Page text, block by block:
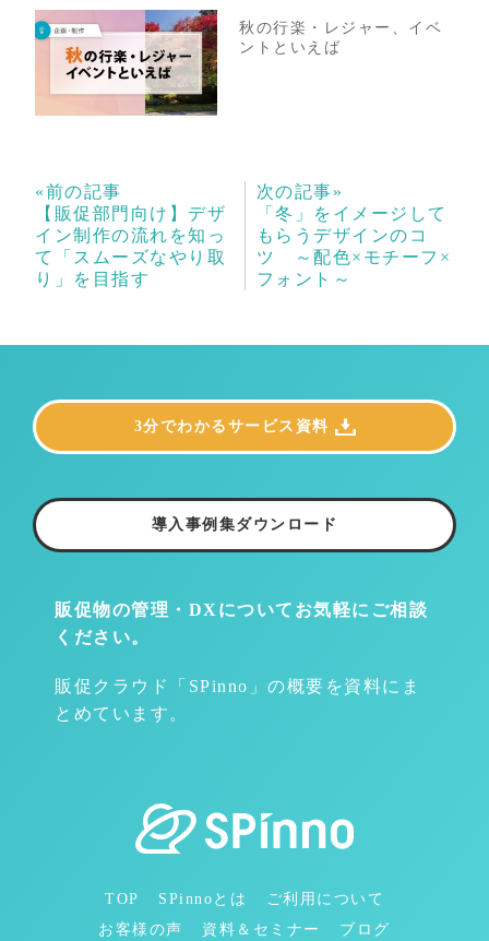
秋の行楽・レジャー、イベ
ントといえば
«前の記事
【販促部門向け】デザ
イン制作の流れを知っ
て「スムーズなやり取
り」を目指す
次の記事»
「冬」をイメージして
もらうデザインのコ
ツ ～配色×モチーフ×
フォント～
販促物の管理・DXについて お気軽にご相談
ください。
販促クラウド「SPinno」の概要を資料にま
とめています。
3分でわかるサービス資料
導入事例集ダウンロード
TOP SPinnoとは
ご利用について
お客様の声
資料＆セミナー ブログ